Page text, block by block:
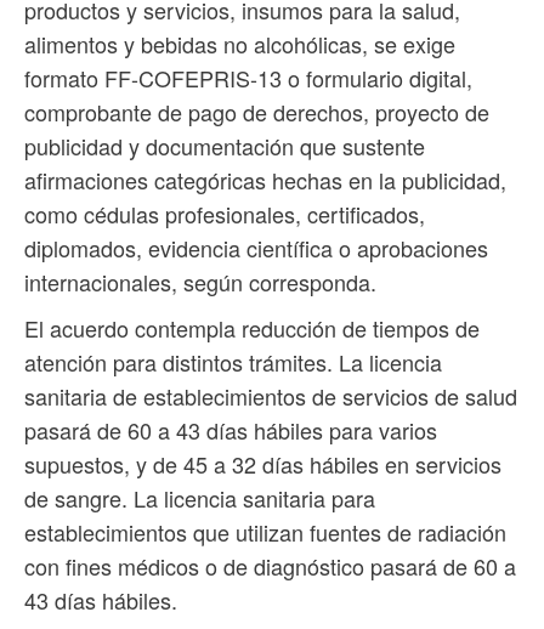
productos y servicios, insumos para la salud,
alimentos y bebidas no alcohólicas, se exige
formato FF-COFEPRIS-13 o formulario digital,
comprobante de pago de derechos, proyecto de
publicidad y documentación que sustente
afirmaciones categóricas hechas en la publicidad,
como cédulas profesionales, certificados,
diplomados, evidencia científica o aprobaciones
internacionales, según corresponda.
El acuerdo contempla reducción de tiempos de
atención para distintos trámites. La licencia
sanitaria de establecimientos de servicios de salud
pasará de 60 a 43 días hábiles para varios
supuestos, y de 45 a 32 días hábiles en servicios
de sangre. La licencia sanitaria para
establecimientos que utilizan fuentes de radiación
con fines médicos o de diagnóstico pasará de 60 a
43 días hábiles.